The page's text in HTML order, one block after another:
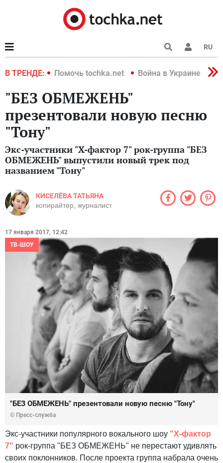
RU
В ТРЕНДЕ:
2022 Помочь tochka.net Война в Украине 2022
"БЕЗ ОБМЕЖЕНЬ"
презентовали новую песню
"Тону"
Экс-участники "Х-фактор 7" рок-группа "БЕЗ
ОБМЕЖЕНЬ" выпустили новый трек под
названием "Тону"
КИСЕЛЁВА ТАТЬЯНА
копирайтер, журналист
17 января 2017, 12:42
ТВ-ШОУ
"БЕЗ ОБМЕЖЕНЬ" презентовали новую песню "Тону"
© Пресс-служба
Экс-участники популярного вокального шоу "Х-фактор
7" рок-группа "БЕЗ ОБМЕЖЕНЬ" не перестают удивлять
своих поклонников. После проекта группа набрала очень